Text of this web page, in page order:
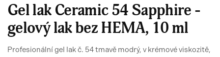
Gel lak Ceramic 54 Sapphire -
gelový lak bez HEMA, 10 ml
Profesionální gel lak č. 54 tmavě modrý, v krémové viskozitě,